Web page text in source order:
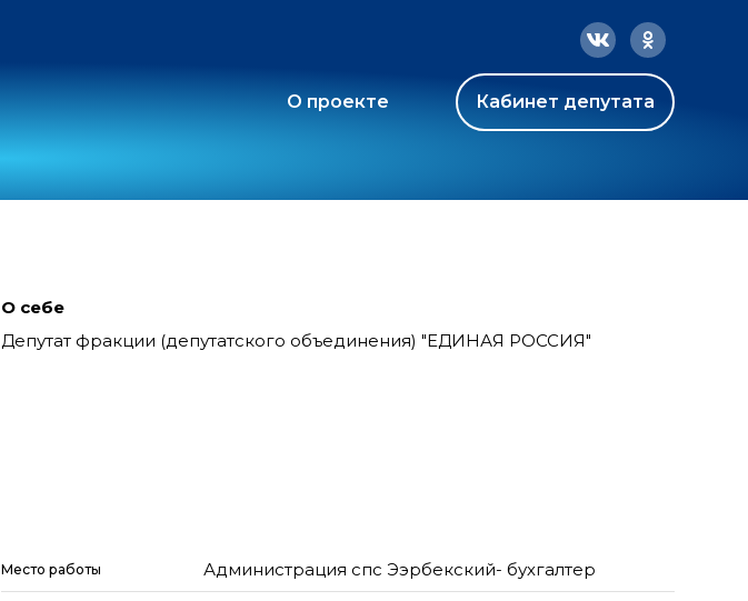
О проекте Кабинет депутата
О себе
Депутат фракции (депутатского объединения) "ЕДИНАЯ РОССИЯ"
Место работы Администрация спс Ээрбекский- бухгалтер